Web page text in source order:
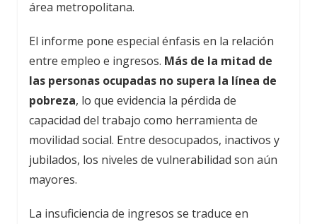
área metropolitana.
El informe pone especial énfasis en la relación
entre empleo e ingresos. Más de la mitad de
las personas ocupadas no supera la línea de
pobreza, lo que evidencia la pérdida de
capacidad del trabajo como herramienta de
movilidad social. Entre desocupados, inactivos y
jubilados, los niveles de vulnerabilidad son aún
mayores.
La insuficiencia de ingresos se traduce en